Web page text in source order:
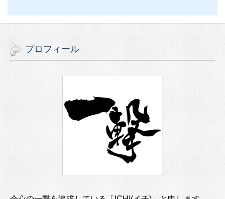
プロフィール